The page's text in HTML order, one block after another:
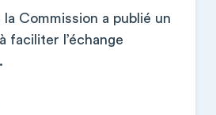
la Commission a publié un
faciliter l’échange